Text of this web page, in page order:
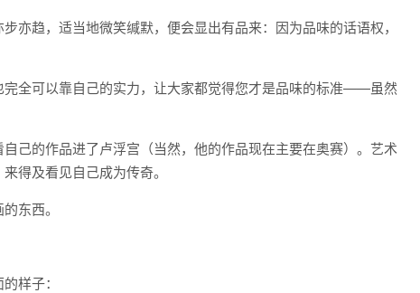
亦趋，适当地微笑缄默，便会显出有品来：因为品味的话语权，
全可以靠自己的实力，让大家都觉得您才是品味的标准——虽然
己的作品进了卢浮宫（当然，他的作品现在主要在奥赛）。艺术
得及看见自己成为传奇。
东西。
样子：